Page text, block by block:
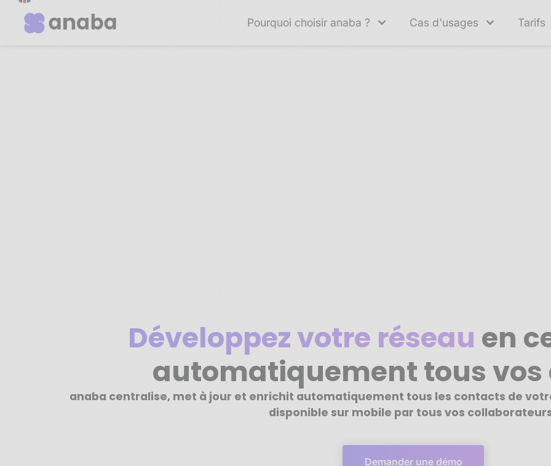
Pourquoi choisir anaba ? Cas d'usages Tarifs
Développez votre réseau en
automatiquement tous
anaba centralise, met à jour et enrichit automatiquement tous les contacts de
disponible sur mobile par tous vos
Demander une démo